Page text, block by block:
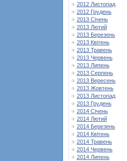
2012 Листопад
2012 Грудень
2013 Січень
2013 Лютий
2013 Березень
2013 Квітень
2013 Травень
2013 Червень
2013 Липень
2013 Серпень
2013 Вересень
2013 Жовтень
2013 Листопад
2013 Грудень
2014 Січень
2014 Лютий
2014 Березень
2014 Квітень
2014 Травень
2014 Червень
2014 Липень